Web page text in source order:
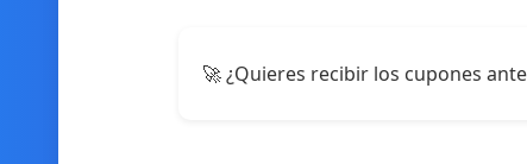
🚀 ¿Quieres recibir los cupones